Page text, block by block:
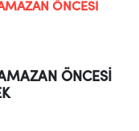
ÖNCESİ
ÖNCESİ